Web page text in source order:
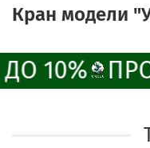
Кран модели
10%